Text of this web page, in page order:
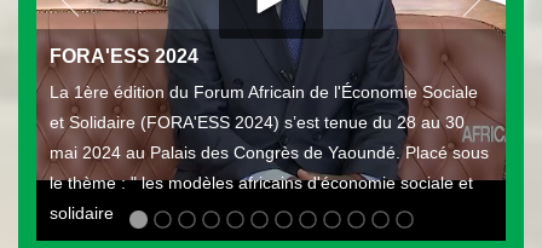
FORA'ESS 2024
La 1ère édition du Forum Africain de l'Économie Sociale
et Solidaire (FORA'ESS 2024) s’est tenue du 28 au 30
mai 2024 au Palais des Congrès de Yaoundé. Placé sous
le thème : " les modèles africains d'économie sociale et
solidaire